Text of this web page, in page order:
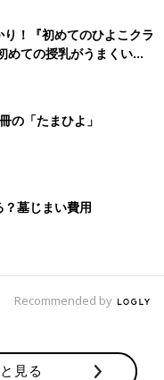
た投稿
。フォークは『アフタ
入れとしても活躍してく
ト
！『初めてのひよこクラ
めての授乳がうまくい
と夏のトラブル 解決テ
の「たまひよ」
墓じまい費用
Recommended by
見る